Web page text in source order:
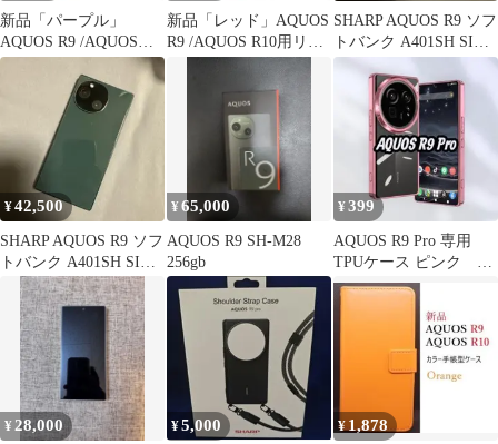
新品「パープル」
AQUOS R9 /AQUOS
R10用リング付メタリ
ックケース
新品「レッド」AQUOS
R9 /AQUOS R10用リン
SHARP AQUOS R9 ソフ
トバンク A401SH SIM
フリー 1
¥42,500
SHARP AQUOS R9 ソフ
トバンク A401SH SIM
フリー 2
¥65,000
AQUOS R9 SH-M28
256gb
¥399
AQUOS R9 Pro 専用
TPUケース ピンク ロ
ーズ おしゃれ シン
¥ 28,000 ¥5,000 ¥ 1,878